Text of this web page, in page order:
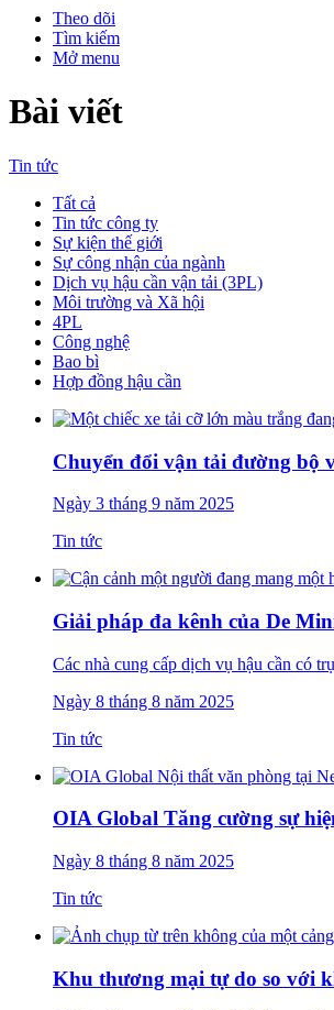
Theo dõi
Tìm kiếm
Mở menu
Bài viết
Tin tức
Tất cả
Tin tức công ty
Sự kiện thế giới
Sự công nhận của ngành
Dịch vụ hậu cần vận tải (3PL)
Môi trường và Xã hội
4PL
Công nghệ
Bao bì
Hợp đồng hậu cần
Chuyển đổi vận tải đường bộ
Ngày 3 tháng 9 năm 2025
Tin tức
Giải pháp đa kênh của De
Các nhà cung cấp dịch vụ hậu cần có
Ngày 8 tháng 8 năm 2025
Tin tức
​OIA Global Tăng cường sự
Ngày 8 tháng 8 năm 2025
Tin tức
Khu thương mại tự do so với